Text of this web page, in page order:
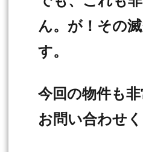
ん。が！その
す。
今回の物件も
お問い合わせ